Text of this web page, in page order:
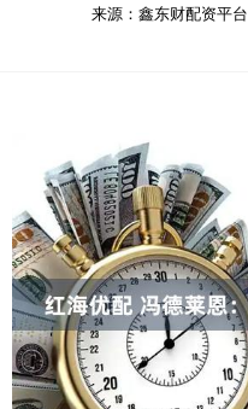
来源：鑫东财配资平台